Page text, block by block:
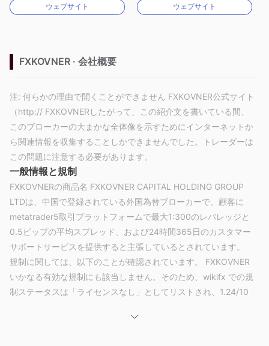
MT4フルライセンス
ウェブサイト MT4フルライセンス
ウェブサイト
FXKOVNER · 会社概要
注: 何らかの理由で開くことができません FXKOVNER公式サイト
（http:// FXKOVNERしたがって、この紹介文を書いている間、
このブローカーの大まかな全体像を示すためにインターネットか
ら関連情報を収集することしかできませんでした。トレーダーは
この問題に注意する必要があります。
一般情報と規制
FXKOVNERの商品名 FXKOVNER CAPITAL HOLDING GROUP
LTDは、中国で登録されている外国為替ブローカーで、顧客に
metatrader5取引プラットフォームで最大1:300のレバレッジと
0.5ピップの平均スプレッド、および24時間365日のカスタマー
サポートサービスを提供すると主張しているとされています。
規制に関しては、以下のことが確認されています。 FXKOVNER
いかなる有効な規制にも該当しません。そのため、wikifx での規
制ステータスは「ライセンスなし」としてリストされ、1.24/10